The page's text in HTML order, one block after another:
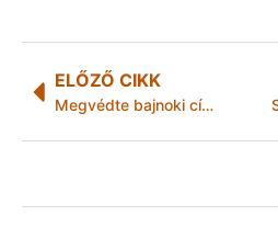
ELŐZŐ CIKK
Megvédte bajnoki címét a Jezsuita Gimnázium leány kosárlabda csapata